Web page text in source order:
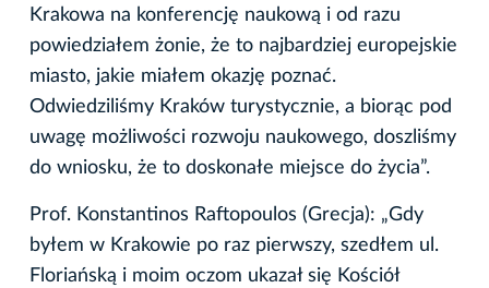
Krakowa na konferencję naukową i od razu
powiedziałem żonie, że to najbardziej europejskie
miasto, jakie miałem okazję poznać.
Odwiedziliśmy Kraków turystycznie, a biorąc pod
uwagę możliwości rozwoju naukowego, doszliśmy
do wniosku, że to doskonałe miejsce do życia”.
Prof. Konstantinos Raftopoulos (Grecja): „Gdy
byłem w Krakowie po raz pierwszy, szedłem ul.
Floriańską i moim oczom ukazał się Kościół